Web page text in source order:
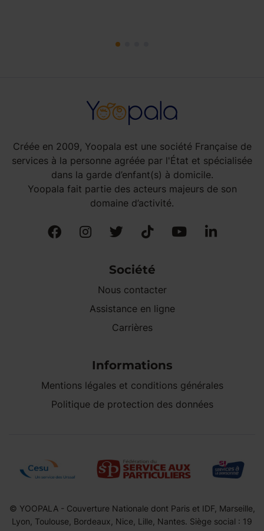
Créée en 2009, Yoopala est une société Française de
services à la personne agréée par l'État et spécialisée
dans la garde d’enfant(s) à domicile.
Yoopala fait partie des acteurs majeurs de son
domaine d’activité.
Société
Nous contacter
Assistance en ligne
Carrières
Informations
Mentions légales et conditions générales
Politique de protection des données
© YOOPALA - Couverture Nationale dont Paris et IDF, Marseille,
Lyon, Toulouse, Bordeaux, Nice, Lille, Nantes. Siège social : 19